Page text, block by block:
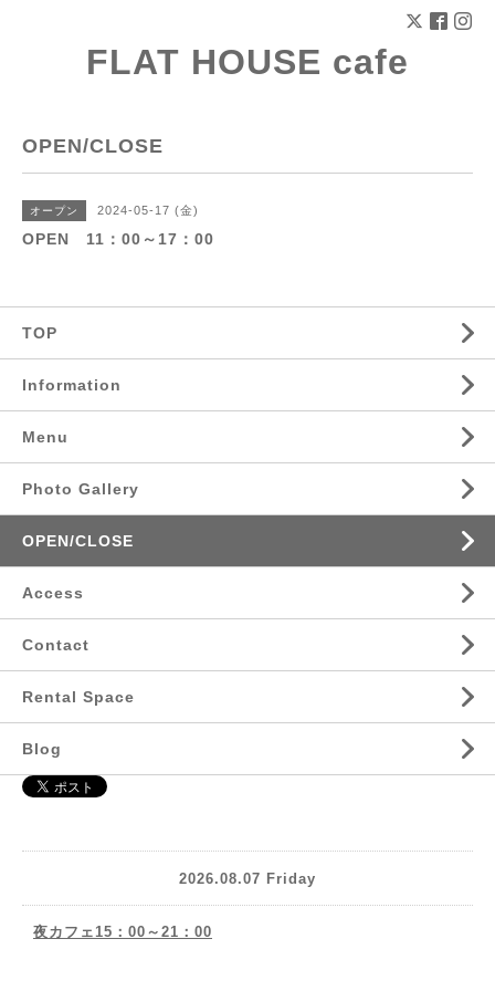
FLAT HOUSE cafe
OPEN/CLOSE
オープン 2024-05-17 (金)
OPEN 11：00～17：00
TOP
Information
Menu
Photo Gallery
OPEN/CLOSE
Access
Contact
Rental Space
Blog
2026.08.07 Friday
夜カフェ15：00～21：00